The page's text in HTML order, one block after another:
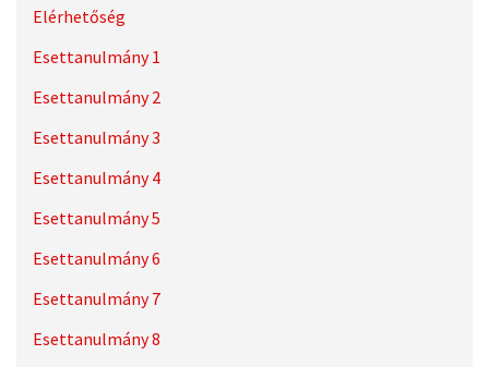
Elérhetőség
Esettanulmány 1
Esettanulmány 2
Esettanulmány 3
Esettanulmány 4
Esettanulmány 5
Esettanulmány 6
Esettanulmány 7
Esettanulmány 8